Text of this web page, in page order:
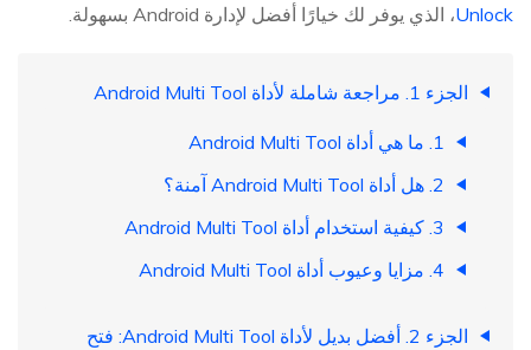
Unlock، الذي يوفر لك خيارًا أفضل لإدارة Android بسهولة.
الجزء 1. مراجعة شاملة لأداة Android Multi Tool
1. ما هي أداة Android Multi Tool
2. هل أداة Android Multi Tool آمنة؟
3. كيفية استخدام أداة Android Multi Tool
4. مزايا وعيوب أداة Android Multi Tool
الجزء 2. أفضل بديل لأداة Android Multi Tool: فتح